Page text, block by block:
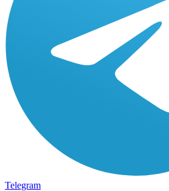
Telegram